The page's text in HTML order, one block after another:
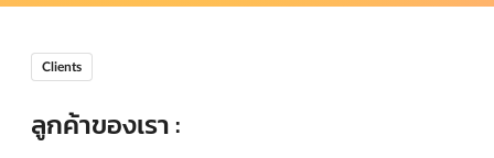
Clients
ลูกค้าของเรา :